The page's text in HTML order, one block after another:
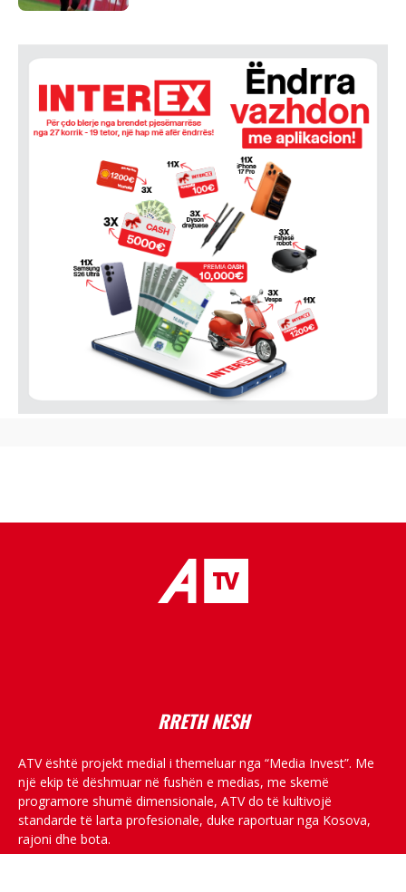
RRETH NESH
ATV është projekt medial i themeluar nga “Media Invest”. Me
një ekip të dëshmuar në fushën e medias, me skemë
programore shumë dimensionale, ATV do të kultivojë
standarde të larta profesionale, duke raportuar nga Kosova,
rajoni dhe bota.